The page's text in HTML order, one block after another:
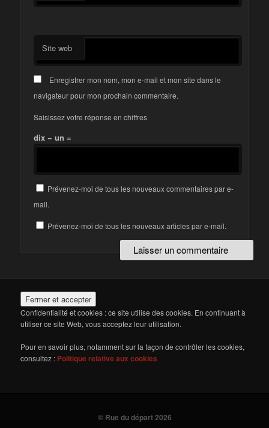
Site web
Enregistrer mon nom, mon e-mail et mon site dans le
navigateur pour mon prochain commentaire.
Saisissez votre réponse en chiffres
dix − un =
Prévenez-moi de tous les nouveaux commentaires par e-
mail.
Prévenez-moi de tous les nouveaux articles par e-mail.
Confidentialité et cookies : ce site utilise des cookies. En continuant à
utiliser ce site Web, vous acceptez leur utilisation.
Pour en savoir plus, notamment sur la façon de contrôler les cookies,
consultez : Politique relative aux cookies
© Rue du départ 2026